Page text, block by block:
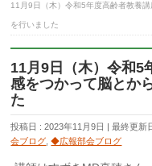
11月9日（木）令和5年度高齢者教養
を行いました
11月9日（木）令和5
感をつかって脳とか
た
投稿日 : 2023年11月9日 最終更新
会ブログ ,◆広報部会ブログ